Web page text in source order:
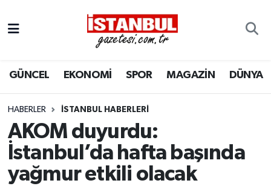
GÜNCEL EKONOMİ SPOR MAGAZİN DÜNYA
HABERLER İSTANBUL HABERLERI
AKOM duyurdu:
İstanbul’da hafta başında
yağmur etkili olacak
EKONOMİ
İSTANBUL
DÜNYA
SPOR
Nöbetçi Eczaneler
Hava Durumu
Trafik Durumu
Süper Lig Puan Durumu ve Fikstür
Tüm Manşetler